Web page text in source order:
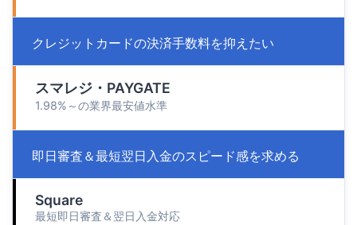
クレジットカードの決済手数料を抑えたい
スマレジ・PAYGATE
1.98%～の業界最安値水準
即日審査＆最短翌日入金のスピード感を求める
Square
最短即日審査＆翌日入金対応